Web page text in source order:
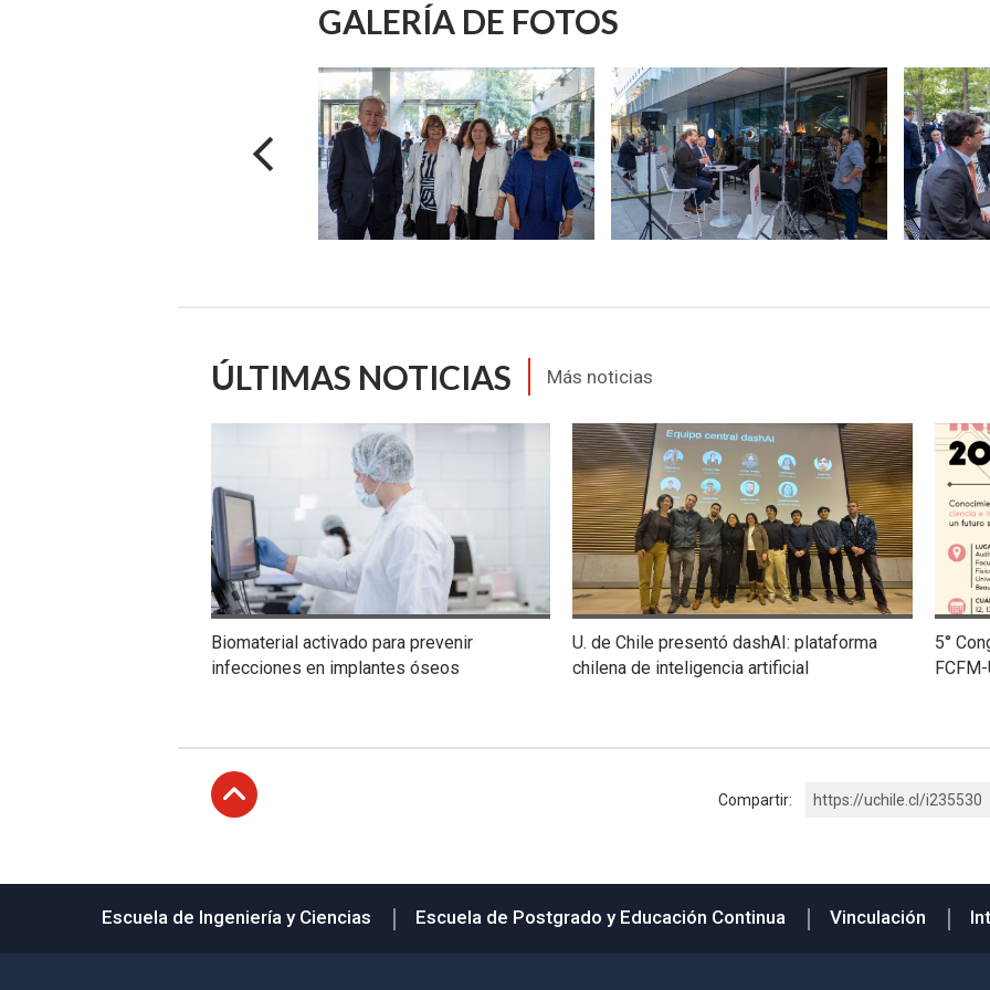
GALERÍA DE FOTOS
Zoom Zoom Zoom
ÚLTIMAS NOTICIAS Más noticias
Biomaterial activado para prevenir
infecciones en implantes óseos
U. de Chile presentó dashAI: plataforma
chilena de inteligencia artificial
5°
Compartir: https://uchile.cl/i235530
Escuela de Ingeniería y Ciencias Escuela de Postgrado y Educación Continua Vinculación